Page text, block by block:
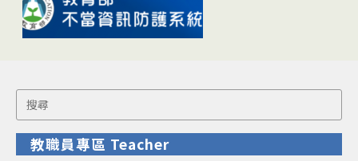
Search
for:
教職員專區 Teacher